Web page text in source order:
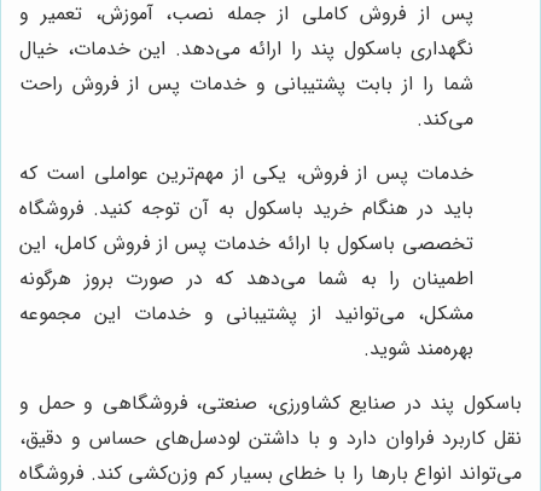
پس از فروش کاملی از جمله نصب، آموزش، تعمیر و
نگهداری باسکول پند را ارائه می‌دهد. این خدمات، خیال
شما را از بابت پشتیبانی و خدمات پس از فروش راحت
می‌کند.
خدمات پس از فروش، یکی از مهم‌ترین عواملی است که
باید در هنگام خرید باسکول به آن توجه کنید. فروشگاه
تخصصی باسکول با ارائه خدمات پس از فروش کامل، این
اطمینان را به شما می‌دهد که در صورت بروز هرگونه
مشکل، می‌توانید از پشتیبانی و خدمات این مجموعه
بهره‌مند شوید.
باسکول پند در صنایع کشاورزی، صنعتی، فروشگاهی و حمل و
نقل کاربرد فراوان دارد و با داشتن لودسل‌های حساس و دقیق،
می‌تواند انواع بارها را با خطای بسیار کم وزن‌کشی کند. فروشگاه